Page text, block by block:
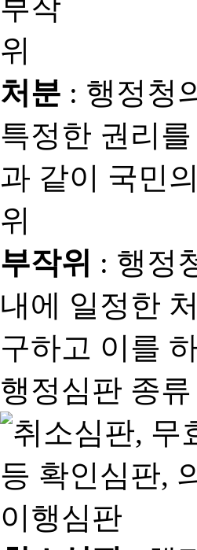
처분 : 행정청
특정한 권리
과 같이 국민
위
부작위 : 행정
내에 일정한
구하고 이를
행정심판 종류